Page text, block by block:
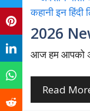
2026
आज हम आपको
Read